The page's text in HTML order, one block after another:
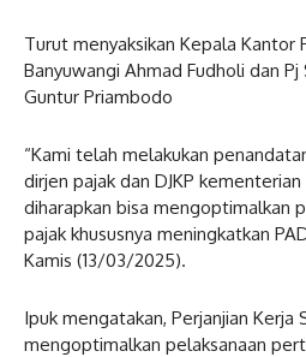
Turut menyaksikan Kepala Kantor
Banyuwangi Ahmad Fudholi dan Pj
Guntur Priambodo
“Kami telah melakukan
dirjen pajak dan DJKP
diharapkan bisa mengoptimalkan
pajak khususnya meningkatkan
Kamis (13/03/2025).
Ipuk mengatakan, Perjanjian Kerja
mengoptimalkan pelaksanaan